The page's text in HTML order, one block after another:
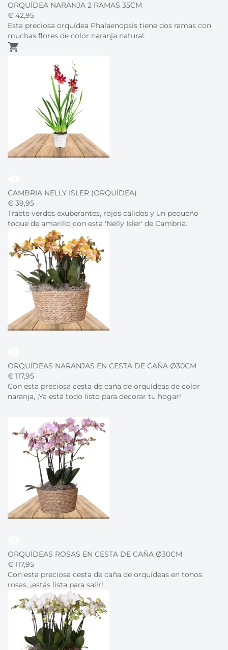
ORQUÍDEA NARANJA 2 RAMAS 35CM
€ 42,95
Esta preciosa orquídea Phalaenopsis tiene dos ramas con
muchas flores de color naranja natural.
shopping_cart
CAMBRIA NELLY ISLER (ORQUÍDEA)
€ 39,95
Tráete verdes exuberantes, rojos cálidos y un pequeño
toque de amarillo con esta 'Nelly Isler' de Cambria.
ORQUÍDEAS NARANJAS EN CESTA DE CAÑA Ø30CM
€ 117,95
Con esta preciosa cesta de caña de orquídeas de color
naranja, ¡Ya está todo listo para decorar tu hogar!
ORQUÍDEAS ROSAS EN CESTA DE CAÑA Ø30CM
€ 117,95
Con esta preciosa cesta de caña de orquídeas en tonos
rosas, ¡estás lista para salir!